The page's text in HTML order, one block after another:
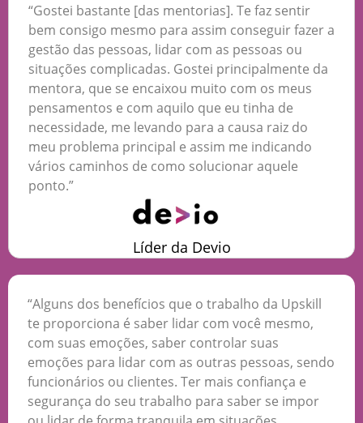
“Gostei bastante [das mentorias]. Te faz sentir
bem consigo mesmo para assim conseguir fazer a
gestão das pessoas, lidar com as pessoas ou
situações complicadas. Gostei principalmente da
mentora, que se encaixou muito com os meus
pensamentos e com aquilo que eu tinha de
necessidade, me levando para a causa raiz do
meu problema principal e assim me indicando
vários caminhos de como solucionar aquele
ponto.”
Líder da Devio
“Alguns dos benefícios que o trabalho da Upskill
te proporciona é saber lidar com você mesmo,
com suas emoções, saber controlar suas
emoções para lidar com as outras pessoas, sendo
funcionários ou clientes. Ter mais confiança e
segurança do seu trabalho para saber se impor